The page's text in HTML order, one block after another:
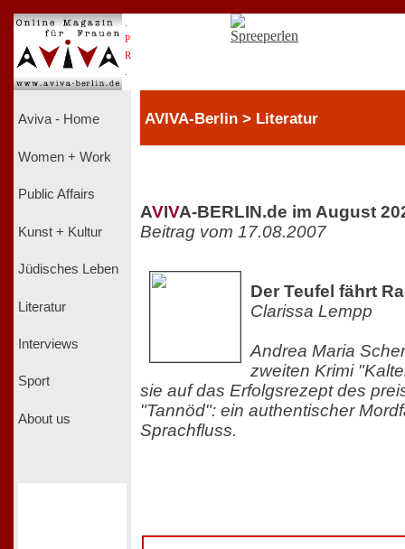
P
R
Aviva - Home
Women + Work
Public Affairs
Kunst + Kultur
Jüdisches Leben
Literatur
Interviews
Sport
About us
AVIVA-Berlin > Literatur
AVIVA-BERLIN.de im August
Beitrag vom 17.08.2007
Der Teufel fährt
Clarissa Lempp
Andrea Maria
zweiten Krimi
sie auf das Erfolgsrezept des
"Tannöd": ein authentischer
Sprachfluss.